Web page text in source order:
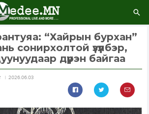
“Хайрын бурхан”
сонирхолтой үзүүлбэр,
дүүрэн байгаа
2026.06.03